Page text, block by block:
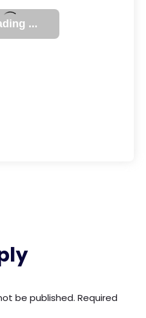
be published. Required